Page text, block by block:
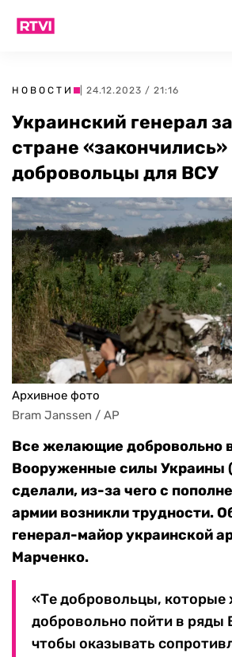
НОВОСТИ | 24.12.2023 / 21:16
Украинский генерал
стране «закончились»
добровольцы для ВСУ
Архивное фото
Bram Janssen / AP
Все желающие добровольно
Вооруженные силы Украины
сделали, из-за чего с
армии возникли трудности.
генерал-майор украинской
Марченко.
«Те добровольцы, которые
добровольно пойти в ряды
чтобы оказывать